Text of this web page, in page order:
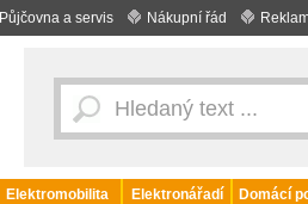
Půjčovna a servis Nákupní řád
Elektromobilita Elektronářadí
Domácí